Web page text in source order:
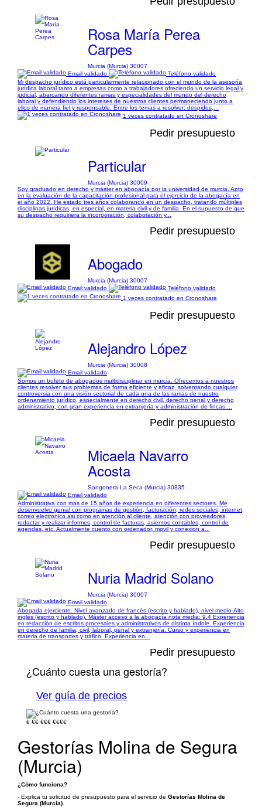
Rosa María Perea
Carpes
Murcia (Murcia) 30007
Email validado
Teléfono validado
Mi despacho jurídico está particularmente relacionado con el mundo de la asesoría
jurídica laboral tanto a empresas como a trabajadores ofreciendo un servicio legal y
judicial, abarcando diferentes ramas y especialidades del mundo del derecho
laboral y defendiendo los intereses de nuestros clientes permaneciendo junto a
ellos de manera fiel y responsable. Entre los temas a resolver: despidos,...
1 veces contratado en Cronoshare
Pedir presupuesto
Particular
Murcia (Murcia) 30009
Soy graduado en derecho y máster en abogacía por la universidad de murcia. Apto
en la evaluación de la capacitación profesional para el ejercicio de la abogacía en
el año 2022. He estado tres años colaborando en un despacho, tratando múltiples
disciplinas jurídicas, en especial, en materia civil y de familia. En el supuesto de que
su despacho requiriera la incorporación, colaboración y...
Pedir presupuesto
Abogado
Murcia (Murcia) 30007
Email validado
Teléfono validado
1 veces contratado en Cronoshare
Pedir presupuesto
Alejandro López
Murcia (Murcia) 30008
Email validado
Somos un bufete de abogados multidisciplinar en murcia. Ofrecemos a nuestros
clientes resolver sus problemas de forma eficiente y eficaz, solventando cualquier
controversia con una visión sectorial de cada una de las ramas de nuestro
ordenamiento jurídico, especialmente en derecho civil, derecho penal y derecho
administrativo, con gran experiencia en extranjería y administración de fincas....
Pedir presupuesto
Micaela Navarro
Acosta
Sangonera La Seca (Murcia) 30835
Email validado
Administrativa con mas de 15 años de experiencia en diferentes sectores. Me
desenvuelvo genial con programas de gestión, facturación, redes sociales, internet,
correo electronico asi como en atención al cliente, atención con proveedores,
redactar y realizar informes, control de facturas, asientos contables, control de
agendas, etc. Actualmente cuento con ordenador, movil y conexion a...
Pedir presupuesto
Nuria Madrid Solano
Murcia (Murcia) 30007
Email validado
Abogada ejerciente. Nivel avanzado de francés (escrito y hablado), nivel medio-Alto
inglés (escrito y hablado). Máster acceso a la abogacía nota media: 9.4 Experiencia
en redacción de escritos procesales y administrativos de distinta índole. Experiencia
en derecho de familia, civil, laboral, penal y extranjería. Curso y experiencia en
materia de transportes y tráfico. Experiencia en...
Pedir presupuesto
¿Cuánto cuesta una gestoría?
Ver guía de precios
€ €€ €€€ €€€€
Gestorías Molina de Segura
(Murcia)
¿Cómo funciona?
- Explica tu solicitud de presupuesto para el servicio de Gestorías Molina de
Segura (Murcia)